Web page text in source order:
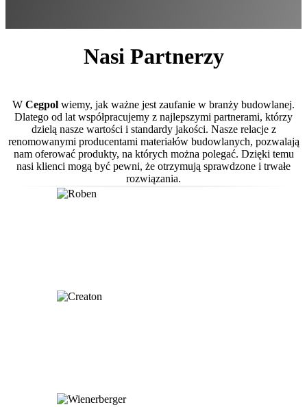
Nasi Partnerzy
W Cegpol wiemy, jak ważne jest zaufanie w branży budowlanej.
Dlatego od lat współpracujemy z najlepszymi partnerami, którzy
dzielą nasze wartości i standardy jakości. Nasze relacje z
renomowanymi producentami materiałów budowlanych, pozwalają
nam oferować produkty, na których można polegać. Dzięki temu
nasi klienci mogą być pewni, że otrzymują sprawdzone i trwałe
rozwiązania.